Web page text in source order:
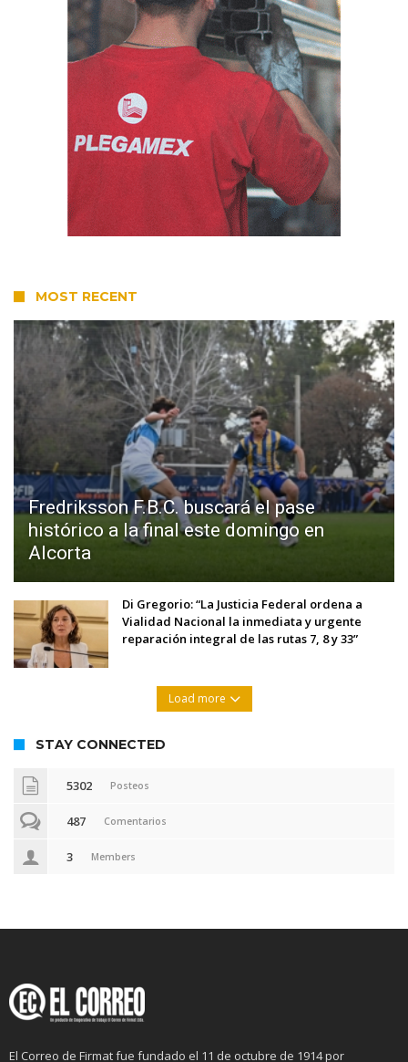
MOST RECENT
Fredriksson F.B.C. buscará el pase
histórico a la final este domingo en
Alcorta
Di Gregorio: “La Justicia Federal ordena a
Vialidad Nacional la inmediata y urgente
reparación integral de las rutas 7, 8 y 33”
Load more
STAY CONNECTED
5302 Posteos
487 Comentarios
3 Members
El Correo de Firmat fue fundado el 11 de octubre de 1914 por